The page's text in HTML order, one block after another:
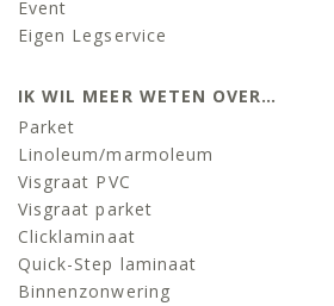
Event
Eigen Legservice
IK WIL MEER WETEN OVER…
Parket
Linoleum/marmoleum
Visgraat PVC
Visgraat parket
Clicklaminaat
Quick-Step laminaat
Binnenzonwering